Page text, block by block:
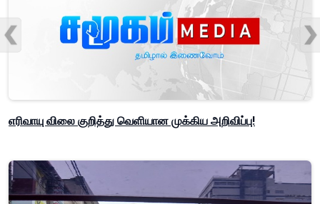
எரிவாயு விலை குறித்து வெளியான முக்கிய அறிவிப்பு!